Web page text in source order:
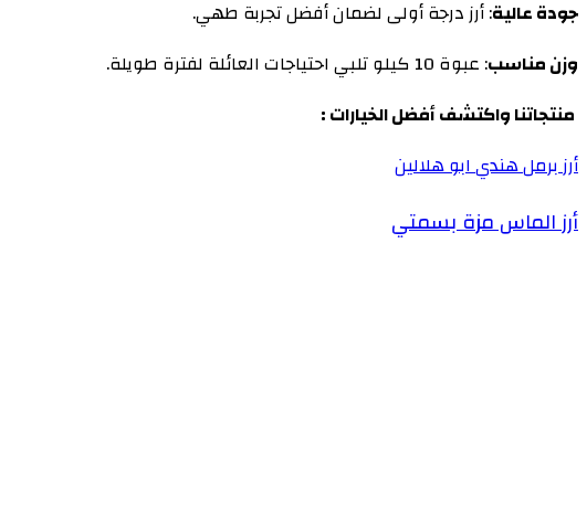
جودة عالية: أرز درجة أولى لضمان أفضل تجربة طهي.
وزن مناسب: عبوة 10 كيلو تلبي احتياجات العائلة لفترة طويلة.
منتجاتنا واكتشف أفضل الخيارات :
أرز برمل هندي ابو هلالين
أرز الماس مزة بسمتي